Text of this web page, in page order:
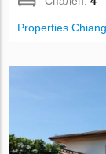
Properties